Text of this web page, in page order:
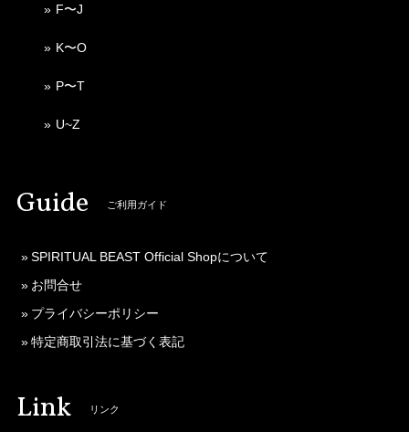
F〜J
K〜O
P〜T
U~Z
Guide ご利用ガイド
SPIRITUAL BEAST Official Shopについて
お問合せ
プライバシーポリシー
特定商取引法に基づく表記
Link リンク